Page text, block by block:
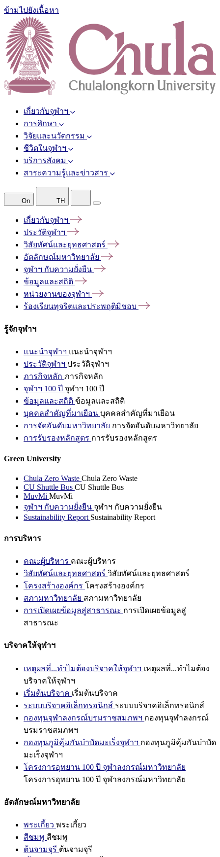
ข้ามไปยังเนื้อหา
เกี่ยวกับจุฬาฯ
การศึกษา
วิจัยและนวัตกรรม
ชีวิตในจุฬาฯ
บริการสังคม
สาระความรู้และข่าวสาร
On TH
เกี่ยวกับจุฬาฯ
ประวัติจุฬาฯ
วิสัยทัศน์และยุทธศาสตร์
อัตลักษณ์มหาวิทยาลัย
จุฬาฯ กับความยั่งยืน
ข้อมูลและสถิติ
หน่วยงานของจุฬาฯ
ร้องเรียนทุจริตและประพฤติมิชอบ
รู้จักจุฬาฯ
แนะนำจุฬาฯ แนะนำจุฬาฯ
ประวัติจุฬาฯ ประวัติจุฬาฯ
ภารกิจหลัก ภารกิจหลัก
จุฬาฯ 100 ปี จุฬาฯ 100 ปี
ข้อมูลและสถิติ ข้อมูลและสถิติ
บุคคลสำคัญที่มาเยือน บุคคลสำคัญที่มาเยือน
การจัดอันดับมหาวิทยาลัย การจัดอันดับมหาวิทยาลัย
การรับรองหลักสูตร การรับรองหลักสูตร
Green University
Chula Zero Waste Chula Zero Waste
CU Shuttle Bus CU Shuttle Bus
MuvMi MuvMi
จุฬาฯ กับความยั่งยืน จุฬาฯ กับความยั่งยืน
Sustainability Report Sustainability Report
การบริหาร
คณะผู้บริหาร คณะผู้บริหาร
วิสัยทัศน์และยุทธศาสตร์ วิสัยทัศน์และยุทธศาสตร์
โครงสร้างองค์กร โครงสร้างองค์กร
สภามหาวิทยาลัย สภามหาวิทยาลัย
การเปิดเผยข้อมูลสู่สาธารณะ การเปิดเผยข้อมูลสู่
สาธารณะ
บริจาคให้จุฬาฯ
เหตุผลที่...ทำไมต้องบริจาคให้จุฬาฯ เหตุผลที่...ทำไมต้อง
บริจาคให้จุฬาฯ
เริ่มต้นบริจาค เริ่มต้นบริจาค
ระบบบริจาคอิเล็กทรอนิกส์ ระบบบริจาคอิเล็กทรอนิกส์
กองทุนจุฬาลงกรณ์บรมราชสมภพฯ กองทุนจุฬาลงกรณ์
บรมราชสมภพฯ
กองทุนภูมิคุ้มกันบำบัดมะเร็งจุฬาฯ กองทุนภูมิคุ้มกันบำบัด
มะเร็งจุฬาฯ
โครงการอุทยาน 100 ปี จุฬาลงกรณ์มหาวิทยาลัย
โครงการอุทยาน 100 ปี จุฬาลงกรณ์มหาวิทยาลัย
อัตลักษณ์มหาวิทยาลัย
พระเกี้ยว พระเกี้ยว
สีชมพู สีชมพู
ต้นจามจุรี ต้นจามจุรี